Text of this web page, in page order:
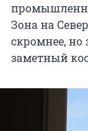
Зона на
скромнее, но
заметный